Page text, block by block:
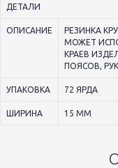
ДЕТАЛИ
ОПИСАНИЕ
РЕЗИНКА
МОЖЕТ
КРАЕВ
ПОЯСОВ,
УПАКОВКА 72 ЯРДА
ШИРИНА 15 ММ